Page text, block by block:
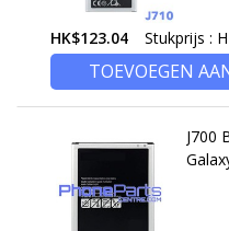
HK$123.04 Stukprijs :
TOEVOEGEN
J700